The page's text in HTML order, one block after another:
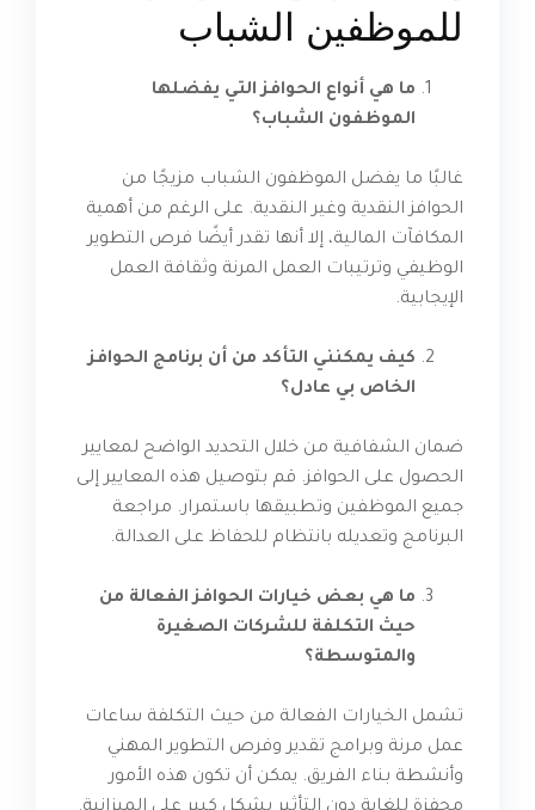
للموظفين الشباب
ما هي أنواع الحوافز التي يفضلها
الموظفون الشباب؟
غالبًا ما يفضل الموظفون الشباب مزيجًا من
الحوافز النقدية وغير النقدية. على الرغم من أهمية
المكافآت المالية، إلا أنها تقدر أيضًا فرص التطوير
الوظيفي وترتيبات العمل المرنة وثقافة العمل
الإيجابية.
كيف يمكنني التأكد من أن برنامج الحوافز
الخاص بي عادل؟
ضمان الشفافية من خلال التحديد الواضح لمعايير
الحصول على الحوافز. قم بتوصيل هذه المعايير إلى
جميع الموظفين وتطبيقها باستمرار. مراجعة
البرنامج وتعديله بانتظام للحفاظ على العدالة.
ما هي بعض خيارات الحوافز الفعالة من
حيث التكلفة للشركات الصغيرة
والمتوسطة؟
تشمل الخيارات الفعالة من حيث التكلفة ساعات
عمل مرنة وبرامج تقدير وفرص التطوير المهني
وأنشطة بناء الفريق. يمكن أن تكون هذه الأمور